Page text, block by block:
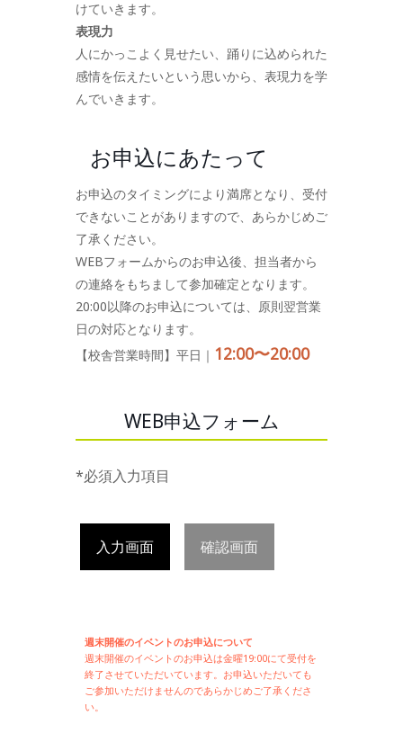
けていきます。
表現力
人にかっこよく見せたい、踊りに込められた
感情を伝えたいという思いから、表現力を学
んでいきます。
お申込にあたって
お申込のタイミングにより満席となり、受付
できないことがありますので、あらかじめご
了承ください。
WEBフォームからのお申込後、担当者から
の連絡をもちまして参加確定となります。
20:00以降のお申込については、原則翌営業
日の対応となります。
【校舎営業時間】平日｜ 12:00〜20:00
WEB申込フォーム
*必須入力項目
入力画面 確認画面
週末開催のイベントのお申込について
週末開催のイベントのお申込は金曜19:00にて受付を
終了させていただいています。お申込いただいても
ご参加いただけませんのであらかじめご了承くださ
い。